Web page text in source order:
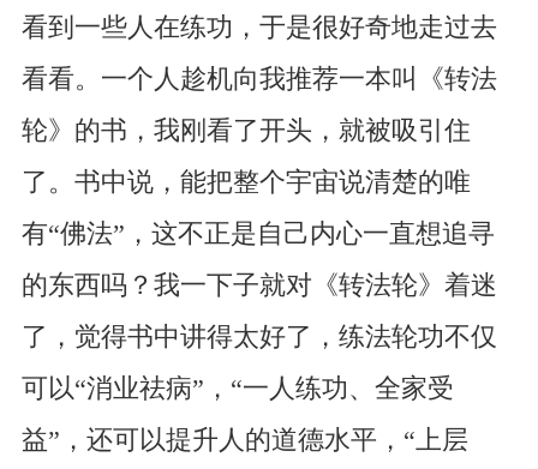
看到一些人在练功，于是很好奇地走过去
看看。一个人趁机向我推荐一本叫《转法
轮》的书，我刚看了开头，就被吸引住
了。书中说，能把整个宇宙说清楚的唯
有“佛法”，这不正是自己内心一直想追寻
的东西吗？我一下子就对《转法轮》着迷
了，觉得书中讲得太好了，练法轮功不仅
可以“消业祛病”，“一人练功、全家受
益”，还可以提升人的道德水平，“上层